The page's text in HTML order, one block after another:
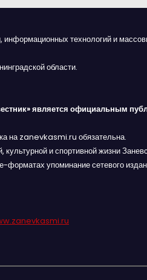
информационных технологий и
области.
является официальным
на zanevkasmi.ru обязательна.
и спортивной жизни
упоминание сетевого